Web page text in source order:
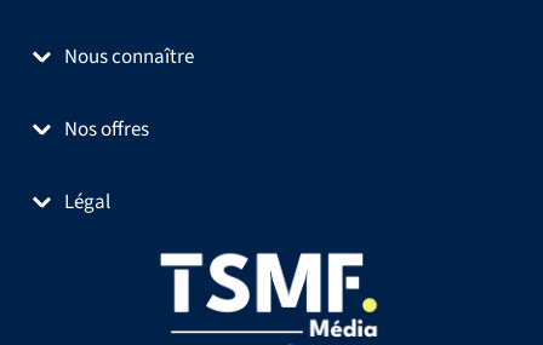
Nous connaître
Nos offres
Légal